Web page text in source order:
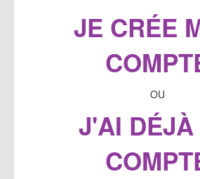
JE CRÉE
OU
J'AI DÉJÀ